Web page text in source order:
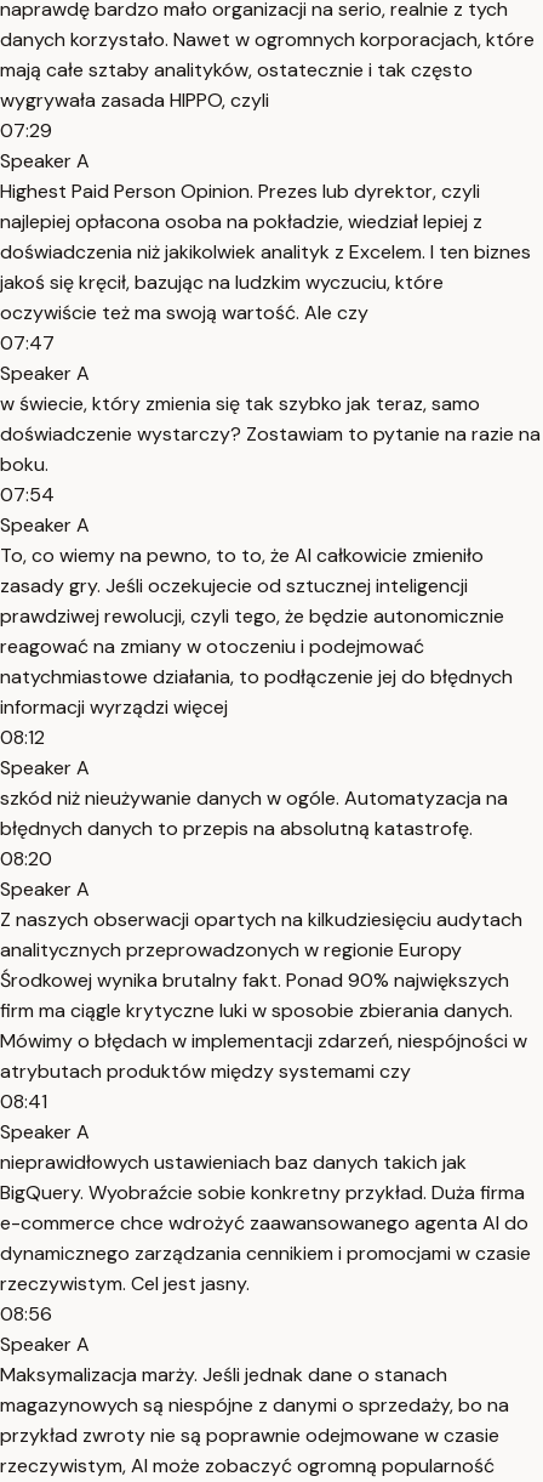
naprawdę bardzo mało organizacji na serio, realnie z tych
danych korzystało. Nawet w ogromnych korporacjach, które
mają całe sztaby analityków, ostatecznie i tak często
wygrywała zasada HIPPO, czyli
07:29
Speaker A
Highest Paid Person Opinion. Prezes lub dyrektor, czyli
najlepiej opłacona osoba na pokładzie, wiedział lepiej z
doświadczenia niż jakikolwiek analityk z Excelem. I ten biznes
jakoś się kręcił, bazując na ludzkim wyczuciu, które
oczywiście też ma swoją wartość. Ale czy
07:47
Speaker A
w świecie, który zmienia się tak szybko jak teraz, samo
doświadczenie wystarczy? Zostawiam to pytanie na razie na
boku.
07:54
Speaker A
To, co wiemy na pewno, to to, że AI całkowicie zmieniło
zasady gry. Jeśli oczekujecie od sztucznej inteligencji
prawdziwej rewolucji, czyli tego, że będzie autonomicznie
reagować na zmiany w otoczeniu i podejmować
natychmiastowe działania, to podłączenie jej do błędnych
informacji wyrządzi więcej
08:12
Speaker A
szkód niż nieużywanie danych w ogóle. Automatyzacja na
błędnych danych to przepis na absolutną katastrofę.
08:20
Speaker A
Z naszych obserwacji opartych na kilkudziesięciu audytach
analitycznych przeprowadzonych w regionie Europy
Środkowej wynika brutalny fakt. Ponad 90% największych
firm ma ciągle krytyczne luki w sposobie zbierania danych.
Mówimy o błędach w implementacji zdarzeń, niespójności w
atrybutach produktów między systemami czy
08:41
Speaker A
nieprawidłowych ustawieniach baz danych takich jak
BigQuery. Wyobraźcie sobie konkretny przykład. Duża firma
e-commerce chce wdrożyć zaawansowanego agenta AI do
dynamicznego zarządzania cennikiem i promocjami w czasie
rzeczywistym. Cel jest jasny.
08:56
Speaker A
Maksymalizacja marży. Jeśli jednak dane o stanach
magazynowych są niespójne z danymi o sprzedaży, bo na
przykład zwroty nie są poprawnie odejmowane w czasie
rzeczywistym, AI może zobaczyć ogromną popularność